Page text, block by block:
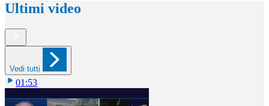
Ultimi video
Vedi tutti
01:53